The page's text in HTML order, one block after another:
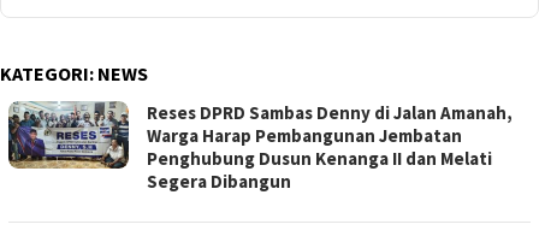
KATEGORI: NEWS
Reses DPRD Sambas Denny di Jalan Amanah,
Warga Harap Pembangunan Jembatan
Penghubung Dusun Kenanga II dan Melati
Segera Dibangun